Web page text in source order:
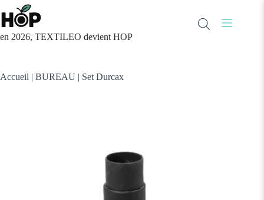
Passer
au
contenu
en 2026, TEXTILEO devient HOP
Accueil | BUREAU | Set Durcax